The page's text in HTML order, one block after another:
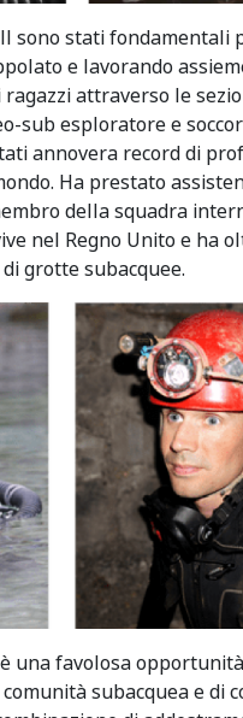
sono stati fondamentali
e lavorando
attraverso le
sub esploratore e
annovera record di
Ha prestato
della squadra
nel Regno Unito e ha
grotte subacquee.
una favolosa
subacquea e di